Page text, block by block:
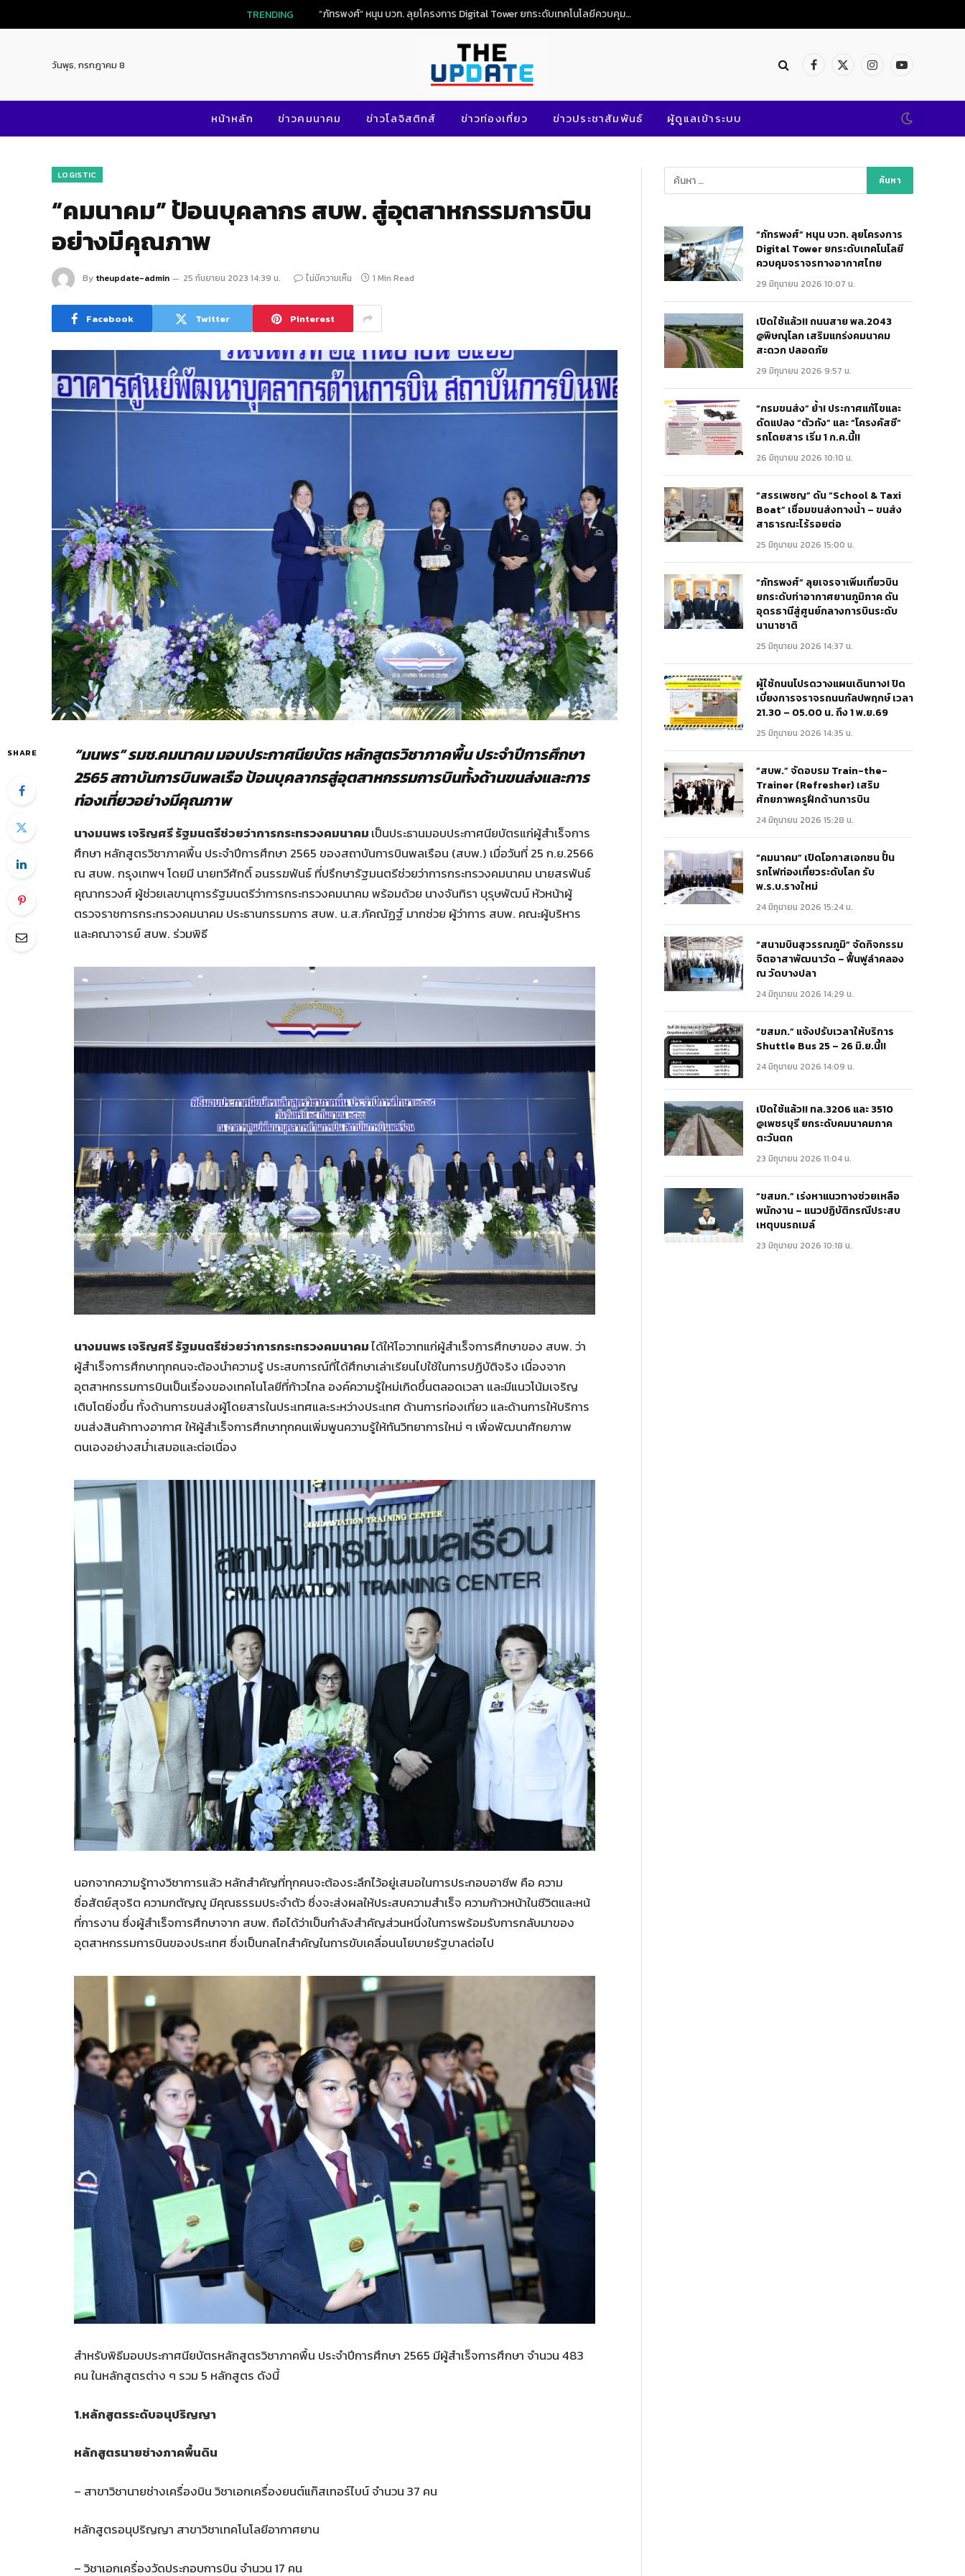
TRENDING
วันพุธ, กรกฎาคม 8 Facebook
X
InstagramYouTube
หน้าหลัก ข่าวคมนาคม ข่าวโลจิสติกส์ ข่าวท่องเที่ยว ข่าวประชาสัมพันธ์ ผู้ดูแลเข้าระบบ
LOGISTIC
“คมนาคม” ป้อนบุคลากร สบพ. สู่อุตสาหกรรมการบิน
อย่างมีคุณภาพ
By theupdate-admin 25 กันยายน 2023 14:39 น. ไม่มีความเห็น 1 Min Read
Facebook Twitter Pinterest
SHARE “มนพร”รมช.คมนาคม มอบประกาศนียบัตร หลักสูตรวิชาภาคพื้น ประจำปีการศึกษา
2565 สถาบันการบินพลเรือ ป้อนบุคลากรสู่อุตสาหกรรมการบินทั้งด้านขนส่งและการ
ท่องเที่ยวอย่างมีคุณภาพ
นางมนพร เจริญศรี รัฐมนตรีช่วยว่าการกระทรวงคมนาคม เป็นประธานมอบประกาศนียบัตรแก่ผู้สำเร็จการ
ศึกษา หลักสูตรวิชาภาคพื้น ประจำปีการศึกษา 2565 ของสถาบันการบินพลเรือน (สบพ.) เมื่อวันที่ 25 ก.ย.2566
ณ สบพ. กรุงเทพฯ โดยมี นายทวีศักดิ์ อนรรฆพันธ์ ที่ปรึกษารัฐมนตรีช่วยว่าการกระทรวงคมนาคม นายสรพันธ์
คุณากรวงศ์ ผู้ช่วยเลขานุการรัฐมนตรีว่าการกระทรวงคมนาคม พร้อมด้วย นางจันทิรา บุรุษพัฒน์ หัวหน้าผู้
ตรวจราชการกระทรวงคมนาคม ประธานกรรมการ สบพ. น.ส.ภัคณัฏฐ์ มากช่วย ผู้ว่าการ สบพ. คณะผู้บริหาร
และคณาจารย์ สบพ. ร่วมพิธี
นางมนพร เจริญศรี รัฐมนตรีช่วยว่าการกระทรวงคมนาคมได้ให้โอวาทแก่ผู้สำเร็จการศึกษาของ สบพ. ว่า
ผู้สำเร็จการศึกษาทุกคนจะต้องนำความรู้ ประสบการณ์ที่ได้ศึกษาเล่าเรียนไปใช้ในการปฏิบัติจริง เนื่องจาก
อุตสาหกรรมการบินเป็นเรื่องของเทคโนโลยีที่ก้าวไกล องค์ความรู้ใหม่เกิดขึ้นตลอดเวลา และมีแนวโน้มเจริญ
เติบโตยิ่งขึ้น ทั้งด้านการขนส่งผู้โดยสารในประเทศและระหว่างประเทศ ด้านการท่องเที่ยว และด้านการให้บริการ
ขนส่งสินค้าทางอากาศ ให้ผู้สำเร็จการศึกษาทุกคนเพิ่มพูนความรู้ให้ทันวิทยาการใหม่ ๆ เพื่อพัฒนาศักยภาพ
ตนเองอย่างสม่ำเสมอและต่อเนื่อง
นอกจากความรู้ทางวิชาการแล้ว หลักสำคัญที่ทุกคนจะต้องระลึกไว้อยู่เสมอในการประกอบอาชีพ คือ ความ
ซื่อสัตย์สุจริต ความกตัญญู มีคุณธรรมประจำตัว ซึ่งจะส่งผลให้ประสบความสำเร็จ ความก้าวหน้าในชีวิตและหน้
ที่การงาน ซึ่งผู้สำเร็จการศึกษาจาก สบพ. ถือได้ว่าเป็นกำลังสำคัญส่วนหนึ่งในการพร้อมรับการกลับมาของ
อุตสาหกรรมการบินของประเทศ ซึ่งเป็นกลไกสำคัญในการขับเคลื่อนนโยบายรัฐบาลต่อไป
สำหรับพิธีมอบประกาศนียบัตรหลักสูตรวิชาภาคพื้น ประจำปีการศึกษา 2565 มีผู้สำเร็จการศึกษา จำนวน 483
คน ในหลักสูตรต่าง ๆ รวม 5 หลักสูตร ดังนี้
1.หลักสูตรระดับอนุปริญญา
หลักสูตรนายช่างภาคพื้นดิน
– สาขาวิชานายช่างเครื่องบิน วิชาเอกเครื่องยนต์แก๊สเทอร์ไบน์ จำนวน 37 คน
หลักสูตรอนุปริญญา สาขาวิชาเทคโนโลยีอากาศยาน
– วิชาเอกเครื่องวัดประกอบการบิน จำนวน 17 คน
“ภัทรพงศ์” หนุน บวท. ลุยโครงการ
Digital Tower ยกระดับเทคโนโลยี
ควบคุมจราจรทางอากาศไทย
29 มิถุนายน 2026 10:07 น.
เปิดใช้แล้ว!! ถนนสาย พล.2043
@พิษณุโลก เสริมแกร่งคมนาคม
สะดวก ปลอดภัย
29 มิถุนายน 2026 9:57 น.
“กรมขนส่ง” ย้ำ! ประกาศแก้ไขและ
ดัดแปลง “ตัวถัง” และ “โครงคัสซี”
รถโดยสาร เริ่ม 1 ก.ค.นี้!!
26 มิถุนายน 2026 10:10 น.
“สรรเพชญ” ดัน “School & Taxi
Boat” เชื่อมขนส่งทางน้ำ – ขนส่ง
สาธารณะไร้รอยต่อ
25 มิถุนายน 2026 15:00 น.
“ภัทรพงศ์” ลุยเจรจาเพิ่มเที่ยวบิน
ยกระดับท่าอากาศยานภูมิภาค ดัน
อุดรธานีสู่ศูนย์กลางการบินระดับ
นานาชาติ
25 มิถุนายน 2026 14:37 น.
ผู้ใช้ถนนโปรดวางแผนเดินทาง! ปิด
เบี่ยงการจราจรถนนกัลปพฤกษ์ เวลา
21.30 – 05.00 น. ถึง 1 พ.ย.69
25 มิถุนายน 2026 14:35 น.
“สบพ.” จัดอบรม Train-the-
Trainer (Refresher) เสริม
ศักยภาพครูฝึกด้านการบิน
24 มิถุนายน 2026 15:28 น.
“คมนาคม” เปิดโอกาสเอกชน ปั้น
รถไฟท่องเที่ยวระดับโลก รับ
พ.ร.บ.รางใหม่
24 มิถุนายน 2026 15:24 น.
“สนามบินสุวรรณภูมิ” จัดกิจกรรม
จิตอาสาพัฒนาวัด – ฟื้นฟูลำคลอง
ณ วัดบางปลา
24 มิถุนายน 2026 14:29 น.
“ขสมก.” แจ้งปรับเวลาให้บริการ
Shuttle Bus 25 – 26 มิ.ย.นี้!!
24 มิถุนายน 2026 14:09 น.
เปิดใช้แล้ว!! ทล.3206 และ 3510
@เพชรบุรี ยกระดับคมนาคมภาค
ตะวันตก
23 มิถุนายน 2026 11:04 น.
“ขสมก.” เร่งหาแนวทางช่วยเหลือ
พนักงาน – แนวปฏิบัติกรณีประสบ
เหตุบนรถเมล์
23 มิถุนายน 2026 10:18 น.